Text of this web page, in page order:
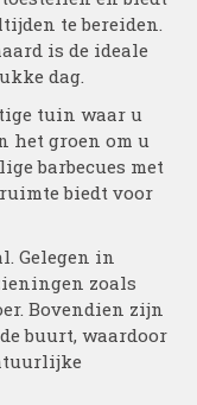
te bereiden.
is de ideale
dag.
tuin waar u
het groen om u
barbecues met
biedt voor
Gelegen in
zoals
Bovendien zijn
buurt, waardoor